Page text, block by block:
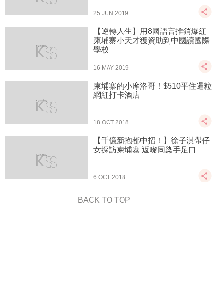
25 JUN 2019
【逆轉人生】用8國語言推銷爆紅
柬埔寨小天才獲資助到中國讀國際
學校
16 MAY 2019
柬埔寨的小摩洛哥！$510平住暹粒
網紅打卡酒店
18 OCT 2018
【千億新抱都中招！】徐子淇帶仔
女探訪柬埔寨 返嚟同染手足口
6 OCT 2018
BACK TO TOP